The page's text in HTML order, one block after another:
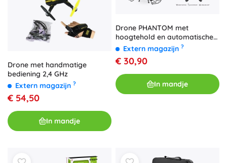
Drone met handmatige
bediening 2,4 GHz
Extern magazijn ?
€ 54,50
In mandje
Drone PHANTOM met
hoogtehold en automatische
terugkeer
Extern magazijn ?
€ 30,90
In mandje